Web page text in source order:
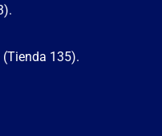
(Tienda 135).